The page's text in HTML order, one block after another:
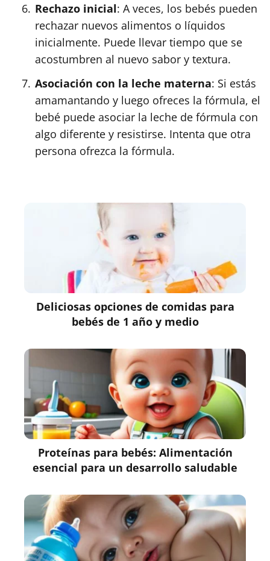
Rechazo inicial: A veces, los bebés pueden
rechazar nuevos alimentos o líquidos
inicialmente. Puede llevar tiempo que se
acostumbren al nuevo sabor y textura.
Asociación con la leche materna: Si estás
amamantando y luego ofreces la fórmula, el
bebé puede asociar la leche de fórmula con
algo diferente y resistirse. Intenta que otra
persona ofrezca la fórmula.
Deliciosas opciones de comidas para
bebés de 1 año y medio
Proteínas para bebés: Alimentación
esencial para un desarrollo saludable